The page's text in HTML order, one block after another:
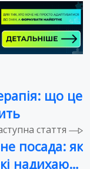
що це
стаття
посада: як
надихають